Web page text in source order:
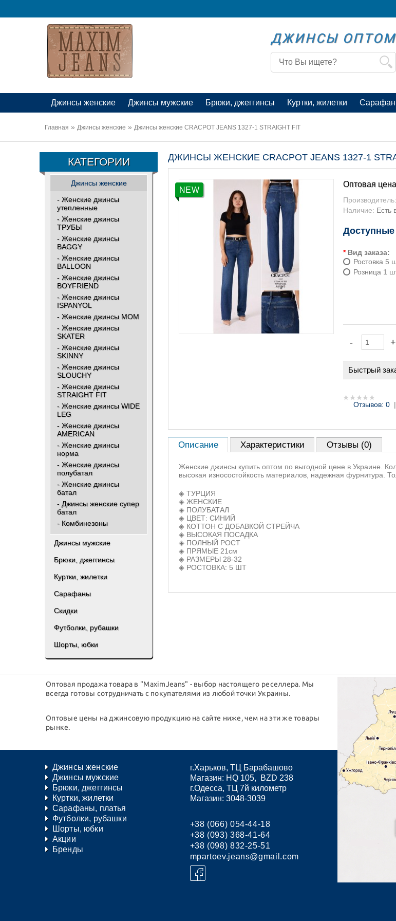
ДЖИНСЫ ОПТОМ
Джинсы женские Джинсы мужские Брюки, джеггинсы Куртки, жилетки
Главная » Джинсы женские » Джинсы женские CRACPOT JEANS 1327-1 STRAIGHT FIT
КАТЕГОРИИ
Джинсы женские
- Женские джинсы
утепленные
- Женские джинсы
ТРУБЫ
- Женские джинсы
BAGGY
- Женские джинсы
BALLOON
- Женские джинсы
BOYFRIEND
- Женские джинсы
ISPANYOL
- Женские джинсы МОМ
- Женские джинсы
SKATER
- Женские джинсы
SKINNY
- Женские джинсы
SLOUCHY
- Женские джинсы
STRAIGHT FIT
- Женские джинсы WIDE
LEG
- Женские джинсы
AMERICAN
- Женские джинсы
норма
- Женские джинсы
полубатал
- Женские джинсы
батал
- Джинсы женские супер
батал
- Комбинезоны
Джинсы мужские
Брюки, джеггинсы
Куртки, жилетки
Сарафаны
Скидки
Футболки, рубашки
Шорты, юбки
ДЖИНСЫ ЖЕНСКИЕ CRACPOT JEANS 1327-1
NEW
Оптовая
Производитель:
Наличие: Есть
* Вид заказа:
Ростовка 5
Розница 1
Быстрый
Отзывов: 0 |
Описание Характеристики Отзывы (0)
Женские джинсы купить оптом по выгодной цене в Украине.
высокая износостойкость материалов, надежная фурнитура.
◈️ ТУРЦИЯ
◈️ ЖЕНСКИЕ
◈️ ПОЛУБАТАЛ
◈️ ЦВЕТ: СИНИЙ
◈️ КОТТОН С ДОБАВКОЙ СТРЕЙЧА
◈️ ВЫСОКАЯ ПОСАДКА
◈️ ПОЛНЫЙ РОСТ
◈️ ПРЯМЫЕ 21см
◈️ РАЗМЕРЫ 28-32
◈️ РОСТОВКА: 5 ШТ
Оптовая продажа товара в "MaximJeans" - выбор настоящего реселлера. Мы
всегда готовы сотрудничать с покупателями из любой точки Украины.
Оптовые цены на джинсовую продукцию на сайте ниже, чем на эти же товары
рынке.
Джинсы женские
Джинсы мужские
Брюки, джеггинсы
Куртки, жилетки
Сарафаны, платья
Футболки, рубашки
Шорты, юбки
Акции
Бренды
г.Харьков, ТЦ Барабашово
Магазин: HQ 105, BZD 238
г.Одесса, ТЦ 7й километр
Магазин: 3048-3039
+38 (066) 054-44-18
+38 (093) 368-41-64
+38 (098) 832-25-51
mpartoev.jeans@gmail.com